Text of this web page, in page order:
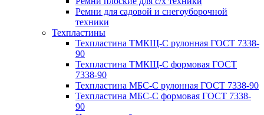
Ремни для садовой и снегоуборочной
техники
Техпластины
Техпластина ТМКЩ-С рулонная ГОСТ 7338-
90
Техпластина ТМКЩ-С формовая ГОСТ
7338-90
Техпластина МБС-С рулонная ГОСТ 7338-90
Техпластина МБС-С формовая ГОСТ 7338-
90